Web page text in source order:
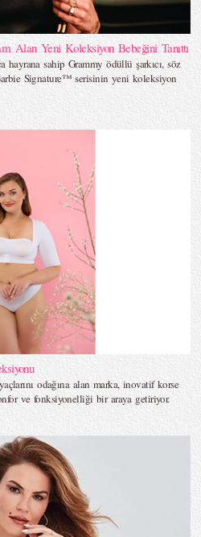
Alan Yeni Koleksiyon Bebeğini Tanıttı
sahip Grammy ödüllü şarkıcı, söz
Signature™ serisinin yeni koleksiyon
odağına alan marka, inovatif korse
ve fonksiyonelliği bir araya getiriyor.